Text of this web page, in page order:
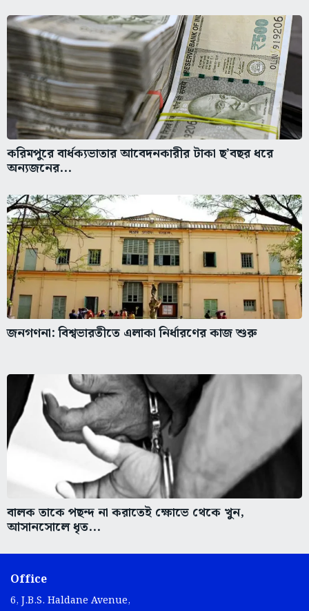
করিমপুরে বার্ধক্যভাতার আবেদনকারীর টাকা ছ’বছর ধরে
অন্যজনের...
জনগণনা: বিশ্বভারতীতে এলাকা নির্ধারণের কাজ শুরু
বালক তাকে পছন্দ না করাতেই ক্ষোভে থেকে খুন,
আসানসোলে ধৃত...
Office
6, J.B.S. Haldane Avenue,